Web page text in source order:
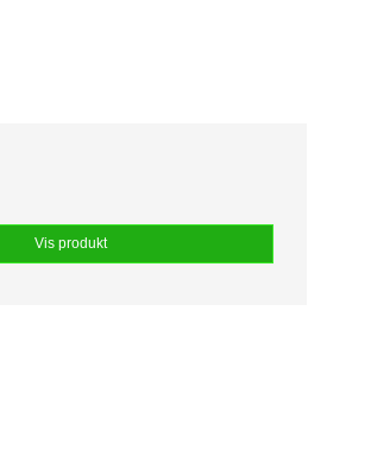
Vis produkt